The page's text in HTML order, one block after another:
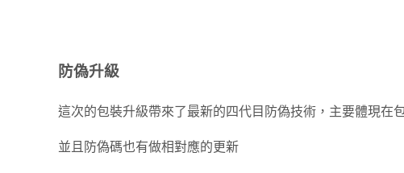
防偽升級
這次的包裝升級帶來了最新的四代目防偽技術，主要體現在
並且防偽碼也有做相對應的更新